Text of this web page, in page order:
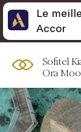
Sofitel
Ora
Le
Accor